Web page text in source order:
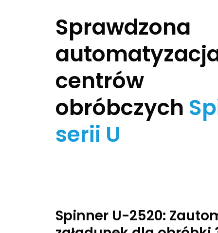
Sprawdzona
centrów
obróbczych
serii U
Spinner U-2520: